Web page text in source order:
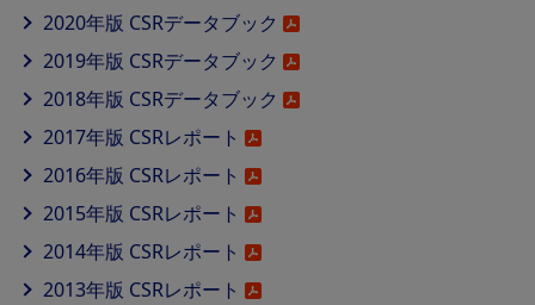
2020年版 CSRデータブック
2019年版 CSRデータブック
2018年版 CSRデータブック
2017年版 CSRレポート
2016年版 CSRレポート
2015年版 CSRレポート
2014年版 CSRレポート
2013年版 CSRレポート